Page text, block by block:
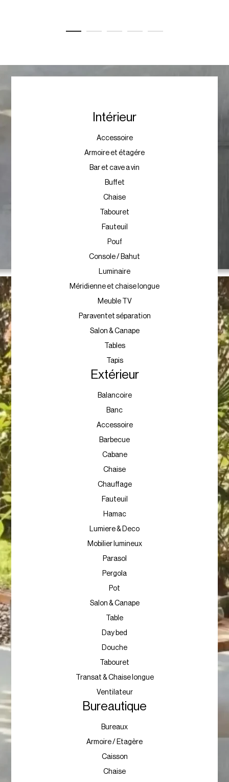
Intérieur
Accessoire
Armoire et étagére
Bar et cave a vin
Buffet
Chaise
Tabouret
Fauteuil
Pouf
Console / Bahut
Luminaire
Méridienne et chaise longue
Meuble TV
Paraventet séparation
Salon & Canape
Tables
Tapis
Extérieur
Balancoire
Banc
Accessoire
Barbecue
Cabane
Chaise
Chauffage
Fauteuil
Hamac
Lumiere & Deco
Mobilier lumineux
Parasol
Pergola
Pot
Salon & Canape
Table
Day bed
Douche
Tabouret
Transat & Chaise longue
Ventilateur
Bureautique
Bureaux
Armoire / Etagère
Caisson
Chaise